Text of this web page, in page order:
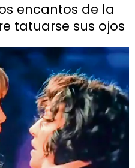
encantos de la
tatuarse sus ojos